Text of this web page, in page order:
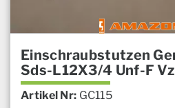
Einschraubstutzen
Sds-L12X3/4 Unf-F
Artikel Nr: GC115